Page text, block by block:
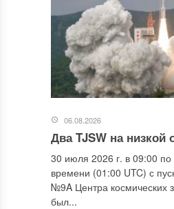
06.08.2026
Два TJSW на низкой
30 июля 2026 г. в 09:00 по
времени (01:00 UTC) с
№9A Центра космических
был...